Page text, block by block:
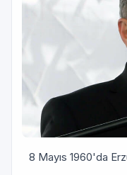
8 Mayıs 1960'da